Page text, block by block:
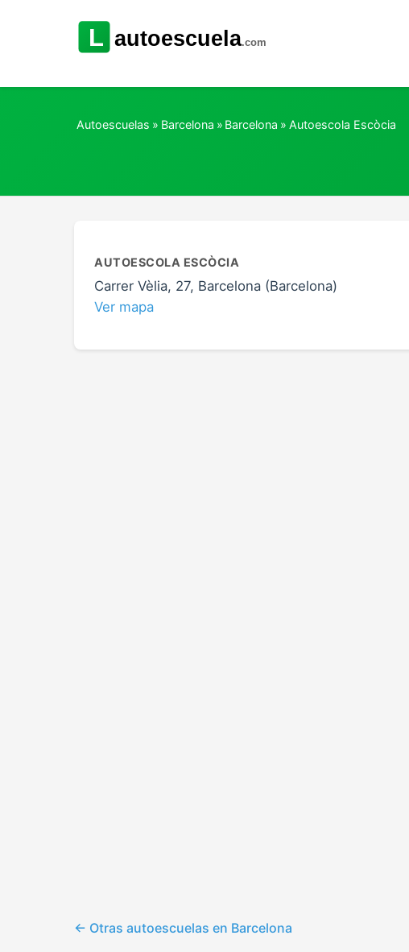
Autoescuelas » Barcelona » Barcelona » Autoescola Escòcia
AUTOESCOLA ESCÒCIA
Carrer Vèlia, 27, Barcelona (Barcelona)
Ver mapa
Otras autoescuelas en Barcelona